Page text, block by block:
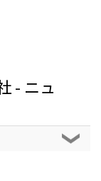
- ニュ